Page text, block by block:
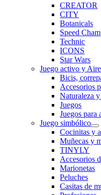
CREATOR
CITY
Botanicals
Speed
Technic
ICONS
Star Wars
Juego activo y
Bicis,
Accesorios
Naturaleza
Juegos
Juegos para
Juego simbólico
Cocinitas y
Muñecas y
TINYLY
Accesorios
Marionetas
Peluches
Casitas de